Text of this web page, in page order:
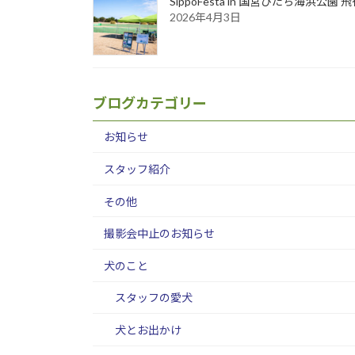
2026年4月3日
ブログカテゴリー
お知らせ
スタッフ紹介
その他
撮影会中止のお知らせ
犬のこと
スタッフの愛犬
犬とお出かけ